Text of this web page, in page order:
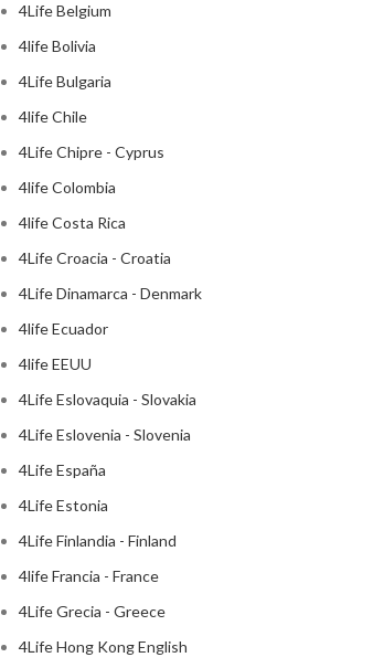
4Life Belgium
4life Bolivia
4Life Bulgaria
4life Chile
4Life Chipre - Cyprus
4life Colombia
4life Costa Rica
4Life Croacia - Croatia
4Life Dinamarca - Denmark
4life Ecuador
4life EEUU
4Life Eslovaquia - Slovakia
4Life Eslovenia - Slovenia
4Life España
4Life Estonia
4Life Finlandia - Finland
4life Francia - France
4Life Grecia - Greece
4Life Hong Kong English